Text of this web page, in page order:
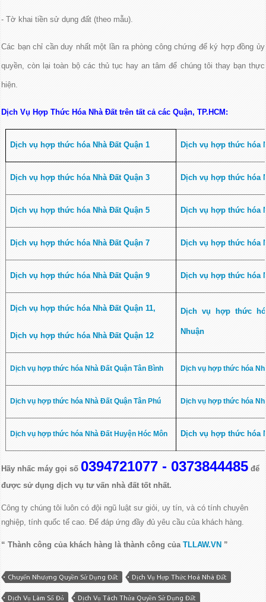
- Tờ khai tiền sử dụng đất (theo mẫu).
Các bạn chỉ cần duy nhất một lần ra phòng công chứng để ký hợp đồng ủy
quyền, còn lại toàn bộ các thủ tục hay an tâm để chúng tôi thay bạn thực
hiện.
Dịch Vụ Hợp Thức Hóa Nhà Đất trên tất cả các Quận, TP.HCM:
Dịch vụ hợp thức hóa Nhà Đất Quận 1 Dịch vụ hợp thức hóa
Dịch vụ hợp thức hóa Nhà Đất Quận 3 Dịch vụ hợp thức hóa
Dịch vụ hợp thức hóa Nhà Đất Quận 5 Dịch vụ hợp thức hóa
Dịch vụ hợp thức hóa Nhà Đất Quận 7 Dịch vụ hợp thức hóa
Dịch vụ hợp thức hóa Nhà Đất Quận 9 Dịch vụ hợp thức hóa
Dịch vụ hợp thức hóa Nhà Đất Quận 11,
Dịch vụ hợp thức hóa Nhà Đất Quận 12
Dịch vụ hợp thức
Nhuận
Dịch vụ hợp thức hóa Nhà Đất Quận Tân Bình Dịch vụ hợp thức hóa
Dịch vụ hợp thức hóa Nhà Đất Quận Tân Phú Dịch vụ hợp thức hóa
Dịch vụ hợp thức hóa Nhà Đất Huyện Hóc Môn Dịch vụ hợp thức hóa
Hãy nhấc máy gọi số 0394721077 - 0373844485 để
được sử dụng dịch vụ tư vấn nhà đất tốt nhất.
Công ty chúng tôi luôn có đội ngũ luật sư giỏi, uy tín, và có tính chuyên
nghiệp, tính quốc tế cao. Để đáp ứng đầy đủ yêu cầu của khách hàng.
“ Thành công của khách hàng là thành công của TLLAW.VN ”
Chuyển Nhượng Quyền Sử Dụng Đất Dịch Vụ Hợp Thức Hoá Nhà Đất
Dịch Vụ Làm Sổ Đỏ Dịch Vụ Tách Thửa Quyền Sử Dụng Đất